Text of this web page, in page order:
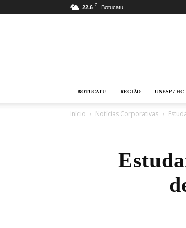
22.6 C Botucatu
BOTUCATU REGIÃO UNESP / HC
Início Notícias Corporativas